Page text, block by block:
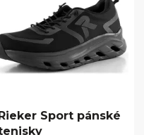
Sport pánské